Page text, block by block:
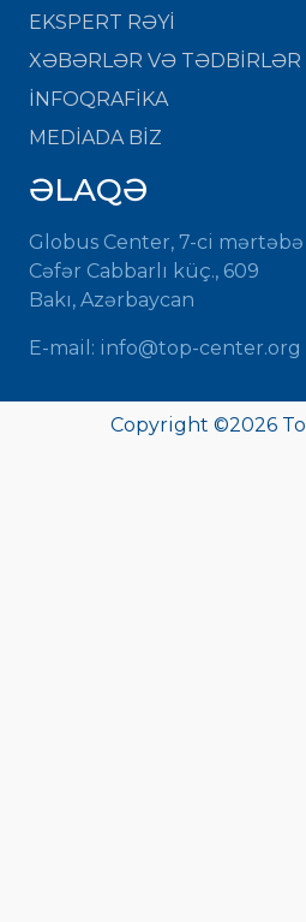
EKSPERT RƏYİ
XƏBƏRLƏR VƏ TƏDBİRLƏR
İNFOQRAFİKA
MEDİADA BİZ
ƏLAQƏ
Globus Center, 7-ci mərtəbə
Cəfər Cabbarlı küç., 609
Bakı, Azərbaycan
E-mail: info@top-center.org
Copyright ©2026